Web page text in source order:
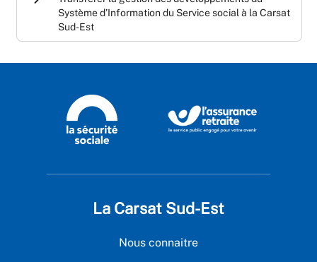
Système d’Information du Service social à la Carsat
Sud-Est
La Carsat Sud-Est
Nous connaitre